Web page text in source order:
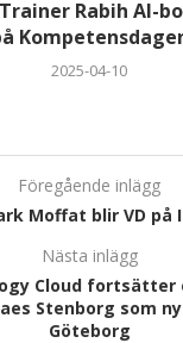
Rabih Al-
2025-04-10
Föregående inlägg
Moffat blir VD på
Nästa inlägg
Cloud fortsätter
Stenborg som
Göteborg